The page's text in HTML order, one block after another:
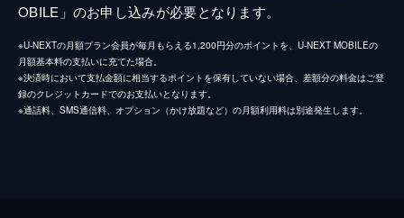
OBILE」のお申し込みが必要となります。
※U-NEXTの月額プラン会員が毎月もらえる1,200円分のポイントを、U-NEXT MOBILEの
月額基本料の支払いに充てた場合。
※決済時において支払金額に相当するポイントを保有していない場合、差額分の料金はご登
録のクレジットカードでのお支払いとなります。
※通話料、SMS通信料、オプション（かけ放題など）の月額利用料は別途発生します。